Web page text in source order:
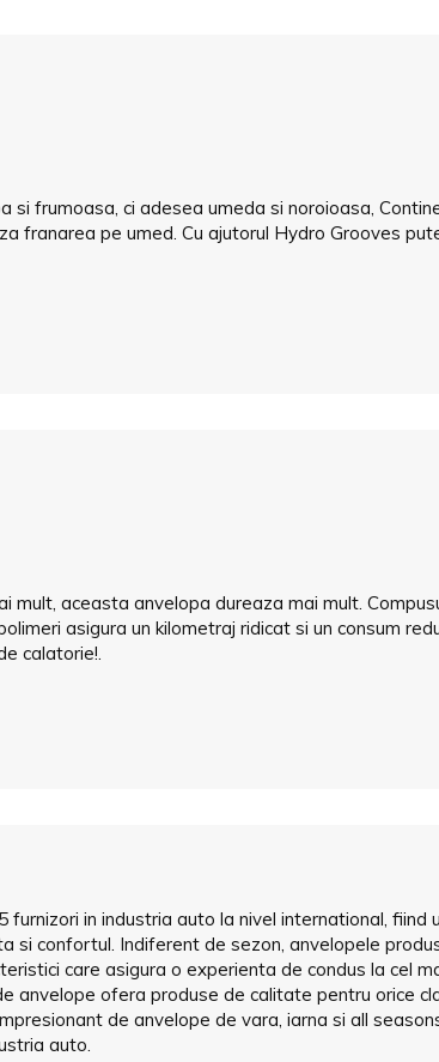
si frumoasa, ci adesea umeda si noroioasa,
franarea pe umed. Cu ajutorul Hydro Grooves
mult, aceasta anvelopa dureaza mai mult.
asigura un kilometraj ridicat si un consum
calatorie!.
in industria auto la nivel international, fiind
si confortul. Indiferent de sezon, anvelopele
care asigura o experienta de condus la cel
anvelope ofera produse de calitate pentru orice
de anvelope de vara, iarna si all
auto.